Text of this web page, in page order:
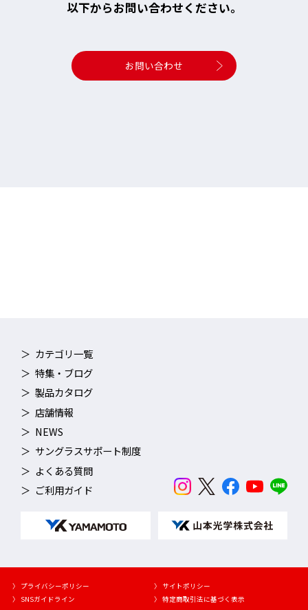
以下からお問い合わせください。
お問い合わせ
カテゴリ一覧
特集・ブログ
製品カタログ
店舗情報
NEWS
サングラスサポート制度
よくある質問
ご利用ガイド
〉 プライバシーポリシー
〉 サイトポリシー
〉 SNSガイドライン
〉 特定商取引法に基づく表示